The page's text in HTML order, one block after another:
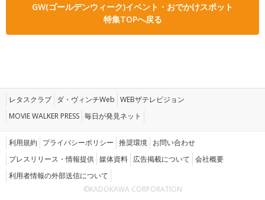
GW(ゴールデンウィーク)イベント・おでかけスポット
特集TOPへ戻る
レタスクラブ ダ・ヴィンチWeb WEBザテレビジョン
MOVIE WALKER PRESS 毎日が発見ネット
利用規約 プライバシーポリシー 推奨環境 お問い合わせ
プレスリリース・情報提供 媒体資料 広告掲載について 会社概要
利用者情報の外部送信について
©KADOKAWA CORPORATION